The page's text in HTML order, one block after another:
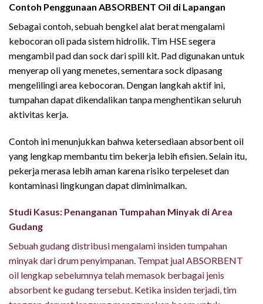
Contoh Penggunaan ABSORBENT Oil di Lapangan
Sebagai contoh, sebuah bengkel alat berat mengalami
kebocoran oli pada sistem hidrolik. Tim HSE segera
mengambil pad dan sock dari spill kit. Pad digunakan untuk
menyerap oli yang menetes, sementara sock dipasang
mengelilingi area kebocoran. Dengan langkah aktif ini,
tumpahan dapat dikendalikan tanpa menghentikan seluruh
aktivitas kerja.
Contoh ini menunjukkan bahwa ketersediaan absorbent oil
yang lengkap membantu tim bekerja lebih efisien. Selain itu,
pekerja merasa lebih aman karena risiko terpeleset dan
kontaminasi lingkungan dapat diminimalkan.
Studi Kasus: Penanganan Tumpahan Minyak di Area
Gudang
Sebuah gudang distribusi mengalami insiden tumpahan
minyak dari drum penyimpanan. Tempat jual ABSORBENT
oil lengkap sebelumnya telah memasok berbagai jenis
absorbent ke gudang tersebut. Ketika insiden terjadi, tim